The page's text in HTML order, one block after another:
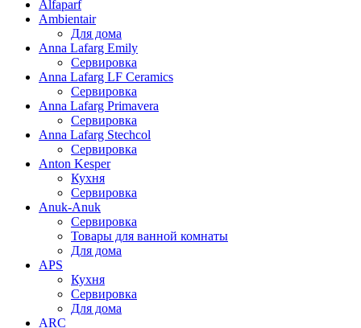
Alfaparf
Ambientair
Для дома
Anna Lafarg Emily
Сервировка
Anna Lafarg LF Ceramics
Сервировка
Anna Lafarg Primavera
Сервировка
Anna Lafarg Stechcol
Сервировка
Anton Kesper
Кухня
Сервировка
Anuk-Anuk
Сервировка
Товары для ванной комнаты
Для дома
APS
Кухня
Сервировка
Для дома
ARC